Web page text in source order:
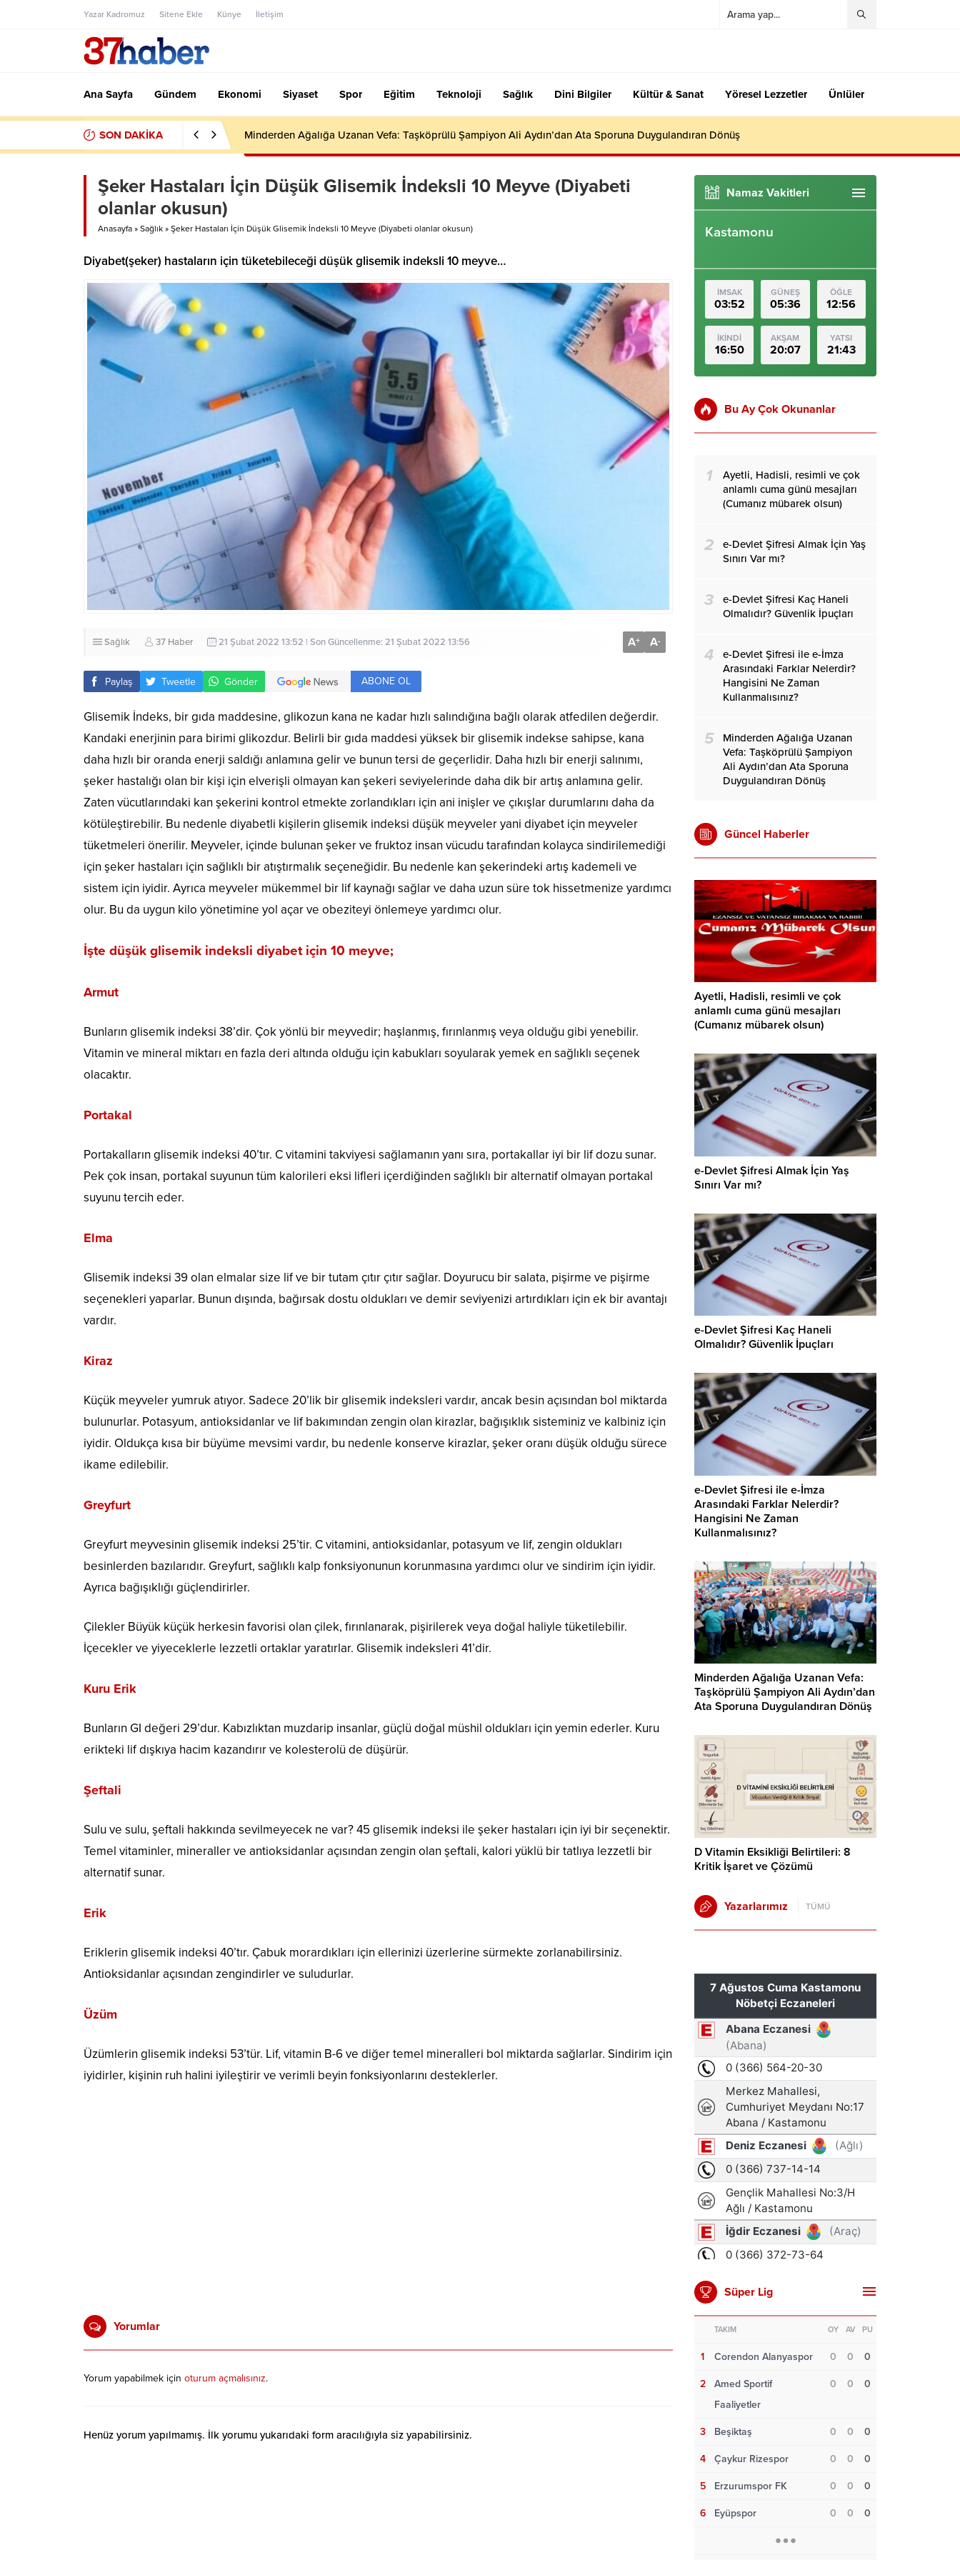
Yazar Kadromuz Sitene Ekle Künye İletişim
Ana Sayfa Gündem Ekonomi Siyaset Spor Eğitim Teknoloji Sağlık Dini Bilgiler Kültür & Sanat Yöresel Lezzetler Ünlüler
SON DAKİKA Minderden Ağalığa Uzanan Vefa: Taşköprülü Şampiyon Ali Aydın’dan Ata Sporuna Duygulandıran Dönüş
Şeker Hastaları İçin Düşük Glisemik İndeksli 10 Meyve (Diyabeti
olanlar okusun)
Anasayfa » Sağlık » Şeker Hastaları İçin Düşük Glisemik İndeksli 10 Meyve (Diyabeti olanlar okusun)
Diyabet(şeker) hastaların için tüketebileceği düşük glisemik indeksli 10 meyve…
Sağlık 37 Haber 21 Şubat 2022 13:52 | Son Güncellenme: 21 Şubat 2022 13:56 A+ A-
Paylaş Tweetle Gönder ABONE OL
Glisemik İndeks, bir gıda maddesine, glikozun kana ne kadar hızlı salındığına bağlı olarak atfedilen değerdir.
Kandaki enerjinin para birimi glikozdur. Belirli bir gıda maddesi yüksek bir glisemik indekse sahipse, kana
daha hızlı bir oranda enerji saldığı anlamına gelir ve bunun tersi de geçerlidir. Daha hızlı bir enerji salınımı,
şeker hastalığı olan bir kişi için elverişli olmayan kan şekeri seviyelerinde daha dik bir artış anlamına gelir.
Zaten vücutlarındaki kan şekerini kontrol etmekte zorlandıkları için ani inişler ve çıkışlar durumlarını daha da
kötüleştirebilir. Bu nedenle diyabetli kişilerin glisemik indeksi düşük meyveler yani diyabet için meyveler
tüketmeleri önerilir. Meyveler, içinde bulunan şeker ve fruktoz insan vücudu tarafından kolayca sindirilemediği
için şeker hastaları için sağlıklı bir atıştırmalık seçeneğidir. Bu nedenle kan şekerindeki artış kademeli ve
sistem için iyidir. Ayrıca meyveler mükemmel bir lif kaynağı sağlar ve daha uzun süre tok hissetmenize yardımcı
olur. Bu da uygun kilo yönetimine yol açar ve obeziteyi önlemeye yardımcı olur.
İşte düşük glisemik indeksli diyabet için 10 meyve;
Armut
Bunların glisemik indeksi 38’dir. Çok yönlü bir meyvedir; haşlanmış, fırınlanmış veya olduğu gibi yenebilir.
Vitamin ve mineral miktarı en fazla deri altında olduğu için kabukları soyularak yemek en sağlıklı seçenek
olacaktır.
Portakal
Portakalların glisemik indeksi 40’tır. C vitamini takviyesi sağlamanın yanı sıra, portakallar iyi bir lif dozu sunar.
Pek çok insan, portakal suyunun tüm kalorileri eksi lifleri içerdiğinden sağlıklı bir alternatif olmayan portakal
suyunu tercih eder.
Elma
Glisemik indeksi 39 olan elmalar size lif ve bir tutam çıtır çıtır sağlar. Doyurucu bir salata, pişirme ve pişirme
seçenekleri yaparlar. Bunun dışında, bağırsak dostu oldukları ve demir seviyenizi artırdıkları için ek bir avantajı
vardır.
Kiraz
Küçük meyveler yumruk atıyor. Sadece 20’lik bir glisemik indeksleri vardır, ancak besin açısından bol miktarda
bulunurlar. Potasyum, antioksidanlar ve lif bakımından zengin olan kirazlar, bağışıklık sisteminiz ve kalbiniz için
iyidir. Oldukça kısa bir büyüme mevsimi vardır, bu nedenle konserve kirazlar, şeker oranı düşük olduğu sürece
ikame edilebilir.
Greyfurt
Greyfurt meyvesinin glisemik indeksi 25’tir. C vitamini, antioksidanlar, potasyum ve lif, zengin oldukları
besinlerden bazılarıdır. Greyfurt, sağlıklı kalp fonksiyonunun korunmasına yardımcı olur ve sindirim için iyidir.
Ayrıca bağışıklığı güçlendirirler.
Çilekler Büyük küçük herkesin favorisi olan çilek, fırınlanarak, pişirilerek veya doğal haliyle tüketilebilir.
İçecekler ve yiyeceklerle lezzetli ortaklar yaratırlar. Glisemik indeksleri 41’dir.
Kuru Erik
Bunların GI değeri 29’dur. Kabızlıktan muzdarip insanlar, güçlü doğal müshil oldukları için yemin ederler. Kuru
erikteki lif dışkıya hacim kazandırır ve kolesterolü de düşürür.
Şeftali
Sulu ve sulu, şeftali hakkında sevilmeyecek ne var? 45 glisemik indeksi ile şeker hastaları için iyi bir seçenektir.
Temel vitaminler, mineraller ve antioksidanlar açısından zengin olan şeftali, kalori yüklü bir tatlıya lezzetli bir
alternatif sunar.
Erik
Eriklerin glisemik indeksi 40’tır. Çabuk morardıkları için ellerinizi üzerlerine sürmekte zorlanabilirsiniz.
Antioksidanlar açısından zengindirler ve suludurlar.
Üzüm
Üzümlerin glisemik indeksi 53’tür. Lif, vitamin B-6 ve diğer temel mineralleri bol miktarda sağlarlar. Sindirim için
iyidirler, kişinin ruh halini iyileştirir ve verimli beyin fonksiyonlarını desteklerler.
Yorumlar
Yorum yapabilmek için oturum açmalısınız.
Henüz yorum yapılmamış. İlk yorumu yukarıdaki form aracılığıyla siz yapabilirsiniz.
Namaz Vakitleri
Kastamonu
İMSAK
03:52
GÜNEŞ
05:36
ÖĞLE
12:56
İKİNDİ
16:50
AKŞAM
20:07
YATSI
21:43
Bu Ay Çok Okunanlar
1
Ayetli, Hadisli, resimli ve çok
anlamlı cuma günü mesajları
(Cumanız mübarek olsun)
2
e-Devlet Şifresi Almak İçin Yaş
Sınırı Var mı?
3
e-Devlet Şifresi Kaç Haneli
Olmalıdır? Güvenlik İpuçları
4
e-Devlet Şifresi ile e-İmza
Arasındaki Farklar Nelerdir?
Hangisini Ne Zaman
Kullanmalısınız?
5
Minderden Ağalığa Uzanan
Vefa: Taşköprülü Şampiyon
Ali Aydın’dan Ata Sporuna
Duygulandıran Dönüş
Güncel Haberler
Ayetli, Hadisli, resimli ve çok
anlamlı cuma günü mesajları
(Cumanız mübarek olsun)
e-Devlet Şifresi Almak İçin Yaş
Sınırı Var mı?
e-Devlet Şifresi Kaç Haneli
Olmalıdır? Güvenlik İpuçları
e-Devlet Şifresi ile e-İmza
Arasındaki Farklar Nelerdir?
Hangisini Ne Zaman
Kullanmalısınız?
Minderden Ağalığa Uzanan Vefa:
Taşköprülü Şampiyon Ali Aydın’dan
Ata Sporuna Duygulandıran Dönüş
D Vitamin Eksikliği Belirtileri: 8
Kritik İşaret ve Çözümü
Yazarlarımız TÜMÜ
Süper Lig
TAKIM OY AV PU
1 Corendon Alanyaspor 0 0 0
2
Amed Sportif
Faaliyetler
0 0 0
3 Beşiktaş 0 0 0
4 Çaykur Rizespor 0 0 0
5 Erzurumspor FK 0 0 0
6 Eyüpspor 0 0 0